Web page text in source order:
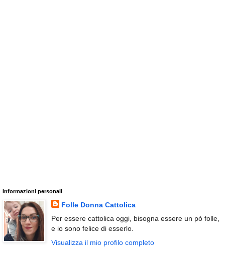
Informazioni personali
Folle Donna Cattolica
Per essere cattolica oggi, bisogna essere un pò folle,
e io sono felice di esserlo.
Visualizza il mio profilo completo